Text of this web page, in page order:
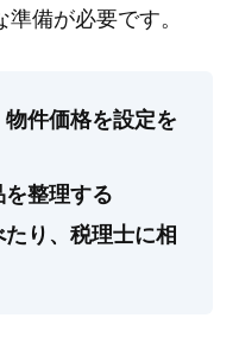
備が必要です。
件価格を設定を
整理する
り、税理士に相